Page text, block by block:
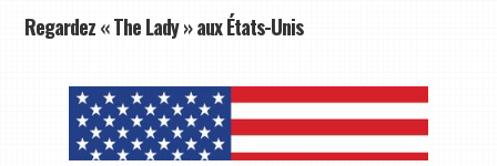
Regardez « The Lady » aux États-Unis